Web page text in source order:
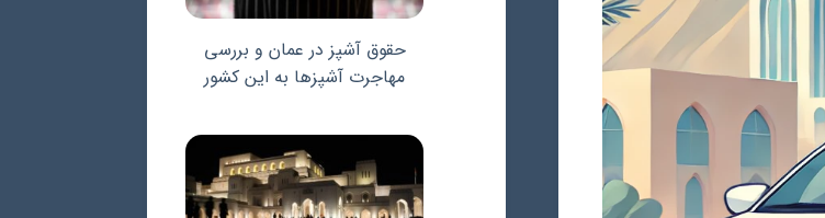
حقوق آشپز در عمان و بررسی
مهاجرت آشپزها به این کشور